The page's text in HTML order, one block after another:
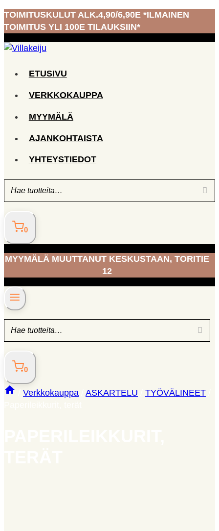
Siirry
sisältöön
TOIMITUSKULUT ALK.4,90/6,90E *ILMAINEN
TOIMITUS YLI 100E TILAUKSIIN*
ETUSIVU
VERKKOKAUPPA
MYYMÄLÄ
AJANKOHTAISTA
YHTEYSTIEDOT
0
MYYMÄLÄ MUUTTANUT KESKUSTAAN, TORITIE
12
0
Verkkokauppa ASKARTELU TYÖVÄLINEET